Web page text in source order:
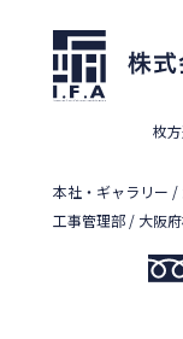
枚
本社・ギャラリー
工事管理部 / 大阪